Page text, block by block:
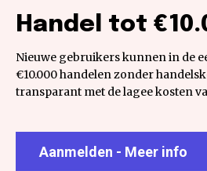
Handel tot
Nieuwe gebruikers kunnen in de
€10.000 handelen zonder
transparant met de lagee kosten
Aanmelden - Meer info